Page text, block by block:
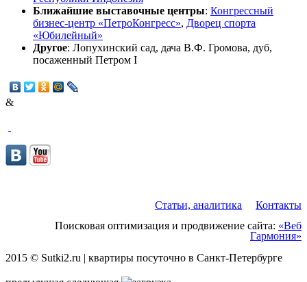
Ближайшие выставочные центры: Конгрессный
бизнес-центр «ПетроКонгресс», Дворец спорта
«Юбилейный»
Другое: Лопухинский сад, дача В.Ф. Громова, дуб,
посаженный Петром I
&
Статьи, аналитика
Контакты
Поисковая оптимизация и продвижение сайта: «Веб
Гармония»
2015 © Sutki2.ru | квартиры посуточно в Санкт-Петербурге